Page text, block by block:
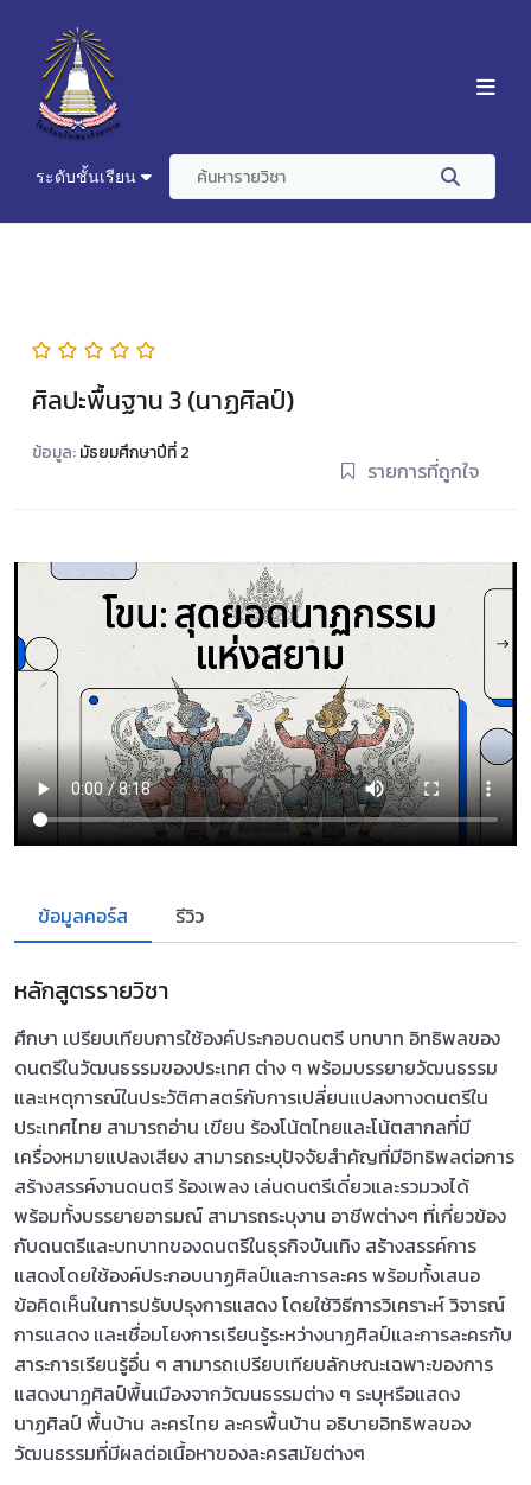
ระดับชั้นเรียน
ศิลปะพื้นฐาน 3 (นาฏศิลป์)
ข้อมูล:มัธยมศึกษาปีที่ 2
รายการที่ถูกใจ
ข้อมูลคอร์ส รีวิว
หลักสูตรรายวิชา
ศึกษา เปรียบเทียบการใช้องค์ประกอบดนตรี บทบาท อิทธิพลของ
ดนตรีในวัฒนธรรมของประเทศ ต่าง ๆ พร้อมบรรยายวัฒนธรรม
และเหตุการณ์ในประวัติศาสตร์กับการเปลี่ยนแปลงทางดนตรีใน
ประเทศไทย สามารถอ่าน เขียน ร้องโน้ตไทยและโน้ตสากลที่มี
เครื่องหมายแปลงเสียง สามารถระบุปัจจัยสำคัญที่มีอิทธิพลต่อการ
สร้างสรรค์งานดนตรี ร้องเพลง เล่นดนตรีเดี่ยวและรวมวงได้
พร้อมทั้งบรรยายอารมณ์ สามารถระบุงาน อาชีพต่างๆ ที่เกี่ยวข้อง
กับดนตรีและบทบาทของดนตรีในธุรกิจบันเทิง สร้างสรรค์การ
แสดงโดยใช้องค์ประกอบนาฏศิลป์และการละคร พร้อมทั้งเสนอ
ข้อคิดเห็นในการปรับปรุงการแสดง โดยใช้วิธีการวิเคราะห์ วิจารณ์
การแสดง และเชื่อมโยงการเรียนรู้ระหว่างนาฏศิลป์และการละครกับ
สาระการเรียนรู้อื่น ๆ สามารถเปรียบเทียบลักษณะเฉพาะของการ
แสดงนาฏศิลป์พื้นเมืองจากวัฒนธรรมต่าง ๆ ระบุหรือแสดง
นาฏศิลป์ พื้นบ้าน ละครไทย ละครพื้นบ้าน อธิบายอิทธิพลของ
วัฒนธรรมที่มีผลต่อเนื้อหาของละครสมัยต่างๆ